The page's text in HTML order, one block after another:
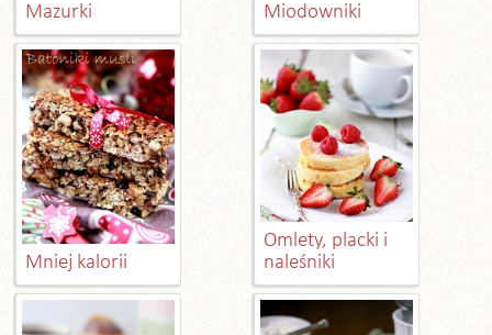
Mazurki Miodowniki
Mniej kalorii
Omlety, placki i
naleśniki